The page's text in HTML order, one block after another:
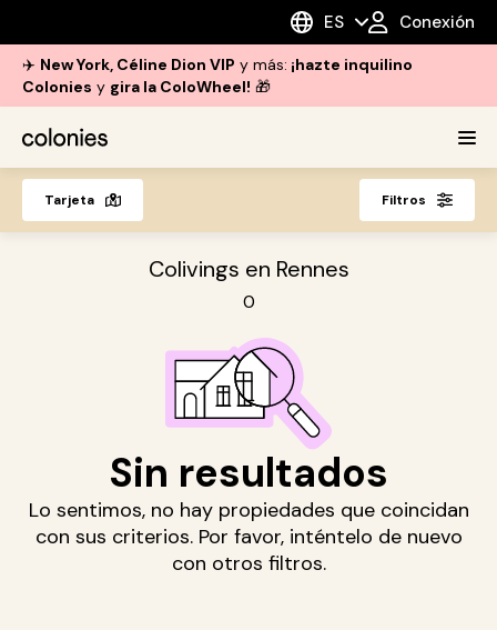
ES Conexión
✈️ New York, Céline Dion VIP y más: ¡hazte inquilino
Colonies y gira la ColoWheel! 🎁
Tarjeta Filtros
Colivings en Rennes
0
Sin resultados
Lo sentimos, no hay propiedades que coincidan
con sus criterios. Por favor, inténtelo de nuevo
con otros filtros.